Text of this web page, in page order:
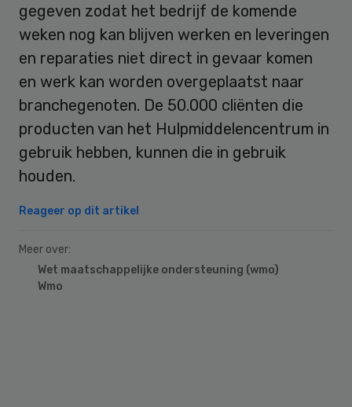
gegeven zodat het bedrijf de komende
weken nog kan blijven werken en leveringen
en reparaties niet direct in gevaar komen
en werk kan worden overgeplaatst naar
branchegenoten. De 50.000 cliënten die
producten van het Hulpmiddelencentrum in
gebruik hebben, kunnen die in gebruik
houden.
Reageer op dit artikel
Meer over:
Wet maatschappelijke ondersteuning (wmo)
Wmo